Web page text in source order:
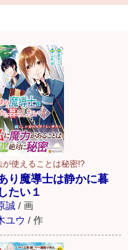
がついてきます！
が使えることは秘密!?
り魔導士は静かに暮
たい１
誠 / 画
ユウ / 作